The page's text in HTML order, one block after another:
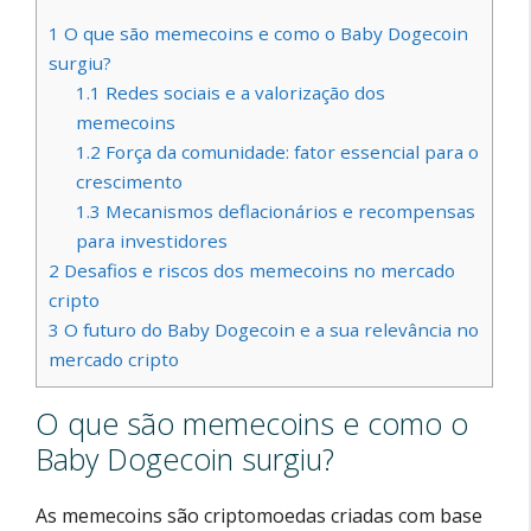
1 O que são memecoins e como o Baby Dogecoin
surgiu?
1.1 Redes sociais e a valorização dos
memecoins
1.2 Força da comunidade: fator essencial para o
crescimento
1.3 Mecanismos deflacionários e recompensas
para investidores
2 Desafios e riscos dos memecoins no mercado
cripto
3 O futuro do Baby Dogecoin e a sua relevância no
mercado cripto
O que são memecoins e como o
Baby Dogecoin surgiu?
As memecoins são criptomoedas criadas com base